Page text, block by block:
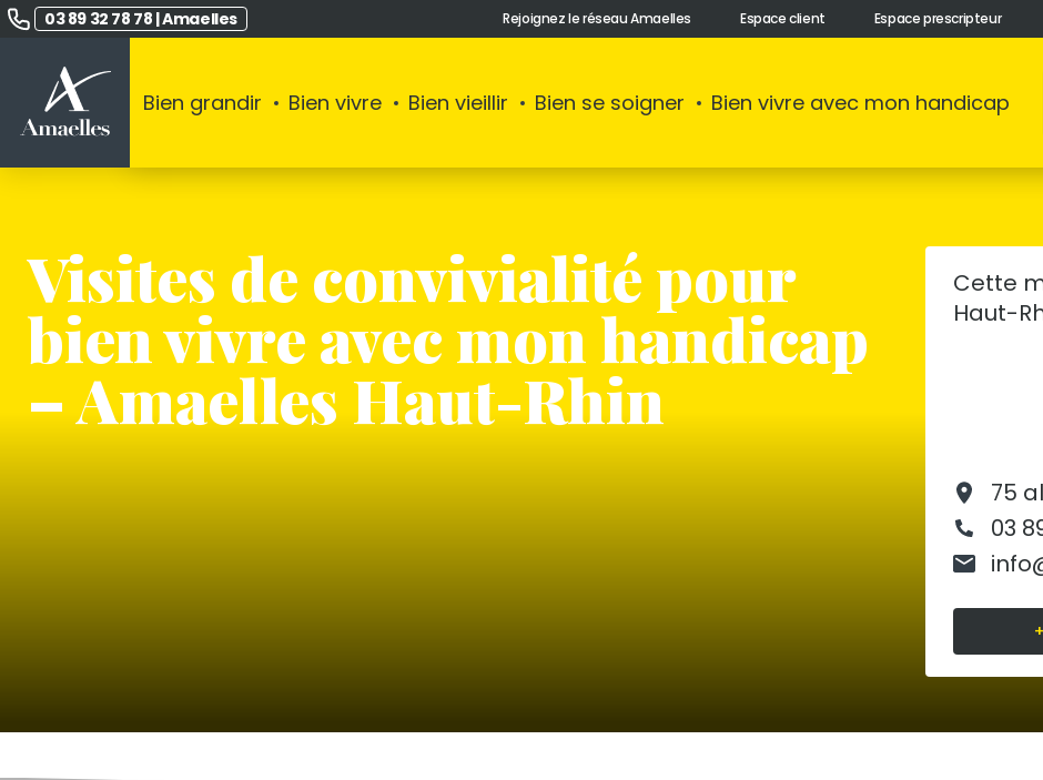
03 89 32 78 78 |Amaelles Rejoignez le réseau Amaelles Espace client Espace prescripteur
Bien grandir Bien vivre Bien vieillir Bien se soigner Bien vivre avec mon handicap
Visites de convivialité pour
bien vivre avec mon handicap
– Amaelles Haut-Rhin
Cette
Haut-
75
03